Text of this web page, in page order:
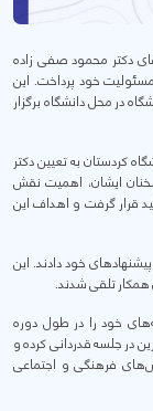
امروز، در تاریخ 10 مهر 1402، جناب آقای دکتر محمود صفی زاده
خود پرداخت. این
در محل دانشگاه برگزار
کردستان به تعیین دکتر
ایشان، اهمیت نقش
قرار گرفت و اهداف این
خود دادند. این
همکار تلقی شدند.
خود را در طول دوره
در جلسه قدردانی کرده و
فرهنگی و اجتماعی